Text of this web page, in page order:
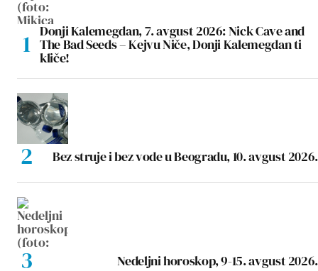
Donji Kalemegdan, 7. avgust 2026: Nick Cave and
The Bad Seeds – Kejvu Niče, Donji Kalemegdan ti
kliče!
Bez struje i bez vode u Beogradu, 10. avgust 2026.
Nedeljni horoskop, 9-15. avgust 2026.